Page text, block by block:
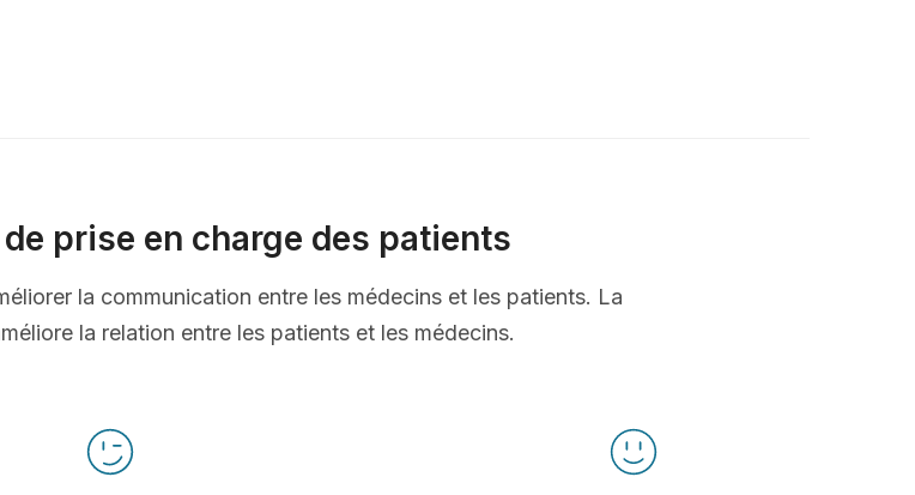
prise en charge des patients
la communication entre les médecins et les patients. La
la relation entre les patients et les médecins.